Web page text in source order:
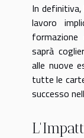
In
lavoro
formazione
saprà
alle nuove
tutte le
successo